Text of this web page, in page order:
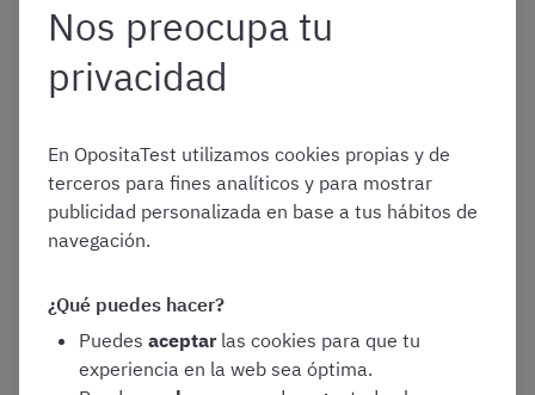
repasar antes del examen
Cread un plan de estudio detallado
concretando los siguientes aspectos:
clave para superar cualquier oposición,
así que intentad respetar un horario
regular. Tiene que ser suficiente pero
no excesivo para no saturaros
vuestras jornadas de estudio en
bloques separados por pausas, para
poder trabajar con la máxima
Nos preocupa tu
privacidad
En OpositaTest utilizamos cookies propias y de
terceros para fines analíticos y para mostrar
publicidad personalizada en base a tus hábitos de
navegación.
¿Qué puedes hacer?
Puedes aceptar las cookies para que tu
experiencia en la web sea óptima.